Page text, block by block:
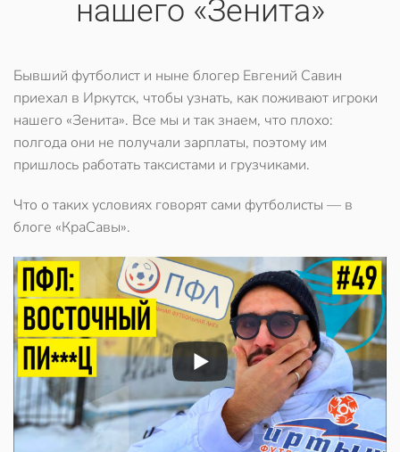
нашего «Зенита»
Бывший футболист и ныне блогер Евгений Савин
приехал в Иркутск, чтобы узнать, как поживают игроки
нашего «Зенита». Все мы и так знаем, что плохо:
полгода они не получали зарплаты, поэтому им
пришлось работать таксистами и грузчиками.
Что о таких условиях говорят сами футболисты — в
блоге «КраСавы».